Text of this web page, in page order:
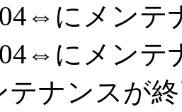
にメンテ
にメンテ
ナンスが